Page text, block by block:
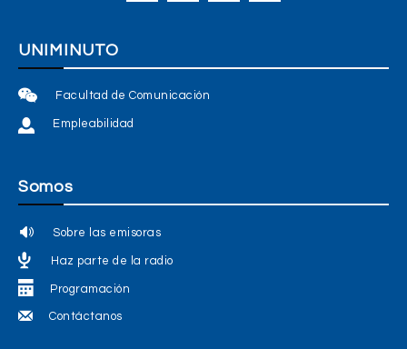
UNIMINUTO
Facultad de Comunicación
Empleabilidad
Somos
Sobre las emisoras
Haz parte de la radio
Programación
Contáctanos